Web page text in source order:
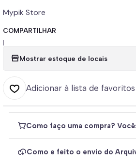
Mypik Store
COMPARTILHAR
|
Mostrar estoque de locais
Adicionar à lista de favoritos
Como faço uma compra?
Como e feito o envio do